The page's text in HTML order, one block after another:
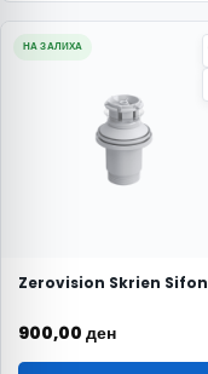
НА ЗАЛИХА
Zerovision Skrien Sifon
900,00 ден